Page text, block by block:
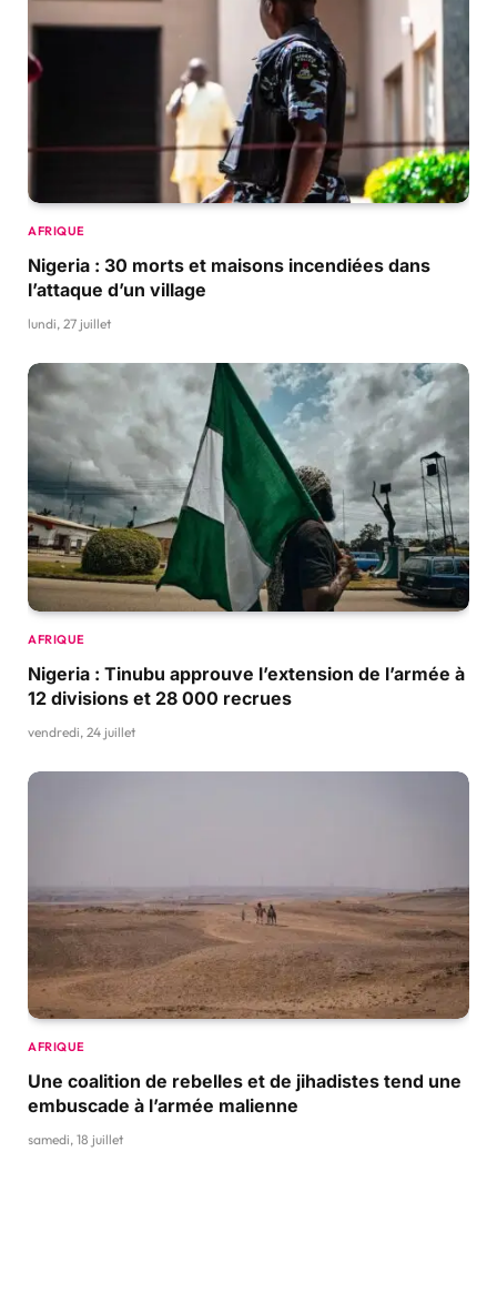
AFRIQUE
Nigeria : 30 morts et maisons incendiées dans
l’attaque d’un village
lundi, 27 juillet
AFRIQUE
Nigeria : Tinubu approuve l’extension de l’armée à
12 divisions et 28 000 recrues
vendredi, 24 juillet
AFRIQUE
Une coalition de rebelles et de jihadistes tend une
embuscade à l’armée malienne
samedi, 18 juillet